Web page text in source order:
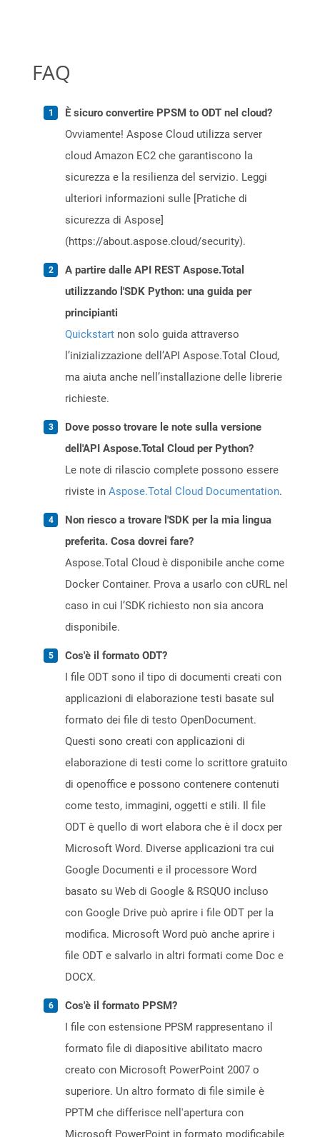
FAQ
È sicuro convertire PPSM to ODT nel cloud?
Ovviamente! Aspose Cloud utilizza server
cloud Amazon EC2 che garantiscono la
sicurezza e la resilienza del servizio. Leggi
ulteriori informazioni sulle [Pratiche di
sicurezza di Aspose]
(https://about.aspose.cloud/security).
A partire dalle API REST Aspose.Total
utilizzando l'SDK Python: una guida per
principianti
Quickstart non solo guida attraverso
l’inizializzazione dell’API Aspose.Total Cloud,
ma aiuta anche nell’installazione delle librerie
richieste.
Dove posso trovare le note sulla versione
dell'API Aspose.Total Cloud per Python?
Le note di rilascio complete possono essere
riviste in Aspose.Total Cloud Documentation.
Non riesco a trovare l'SDK per la mia lingua
preferita. Cosa dovrei fare?
Aspose.Total Cloud è disponibile anche come
Docker Container. Prova a usarlo con cURL nel
caso in cui l’SDK richiesto non sia ancora
disponibile.
Cos'è il formato ODT?
I file ODT sono il tipo di documenti creati con
applicazioni di elaborazione testi basate sul
formato dei file di testo OpenDocument.
Questi sono creati con applicazioni di
elaborazione di testi come lo scrittore gratuito
di openoffice e possono contenere contenuti
come testo, immagini, oggetti e stili. Il file
ODT è quello di wort elabora che è il docx per
Microsoft Word. Diverse applicazioni tra cui
Google Documenti e il processore Word
basato su Web di Google & RSQUO incluso
con Google Drive può aprire i file ODT per la
modifica. Microsoft Word può anche aprire i
file ODT e salvarlo in altri formati come Doc e
DOCX.
Cos'è il formato PPSM?
I file con estensione PPSM rappresentano il
formato file di diapositive abilitato macro
creato con Microsoft PowerPoint 2007 o
superiore. Un altro formato di file simile è
PPTM che differisce nell'apertura con
Microsoft PowerPoint in formato modificabile